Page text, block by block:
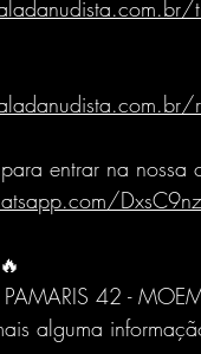
entrar na
42 -
alguma